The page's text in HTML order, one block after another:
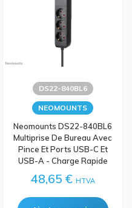
DS22-840BL6
NEOMOUNTS
Neomounts DS22-840BL6
Multiprise De Bureau Avec
Pince Et Ports USB-C Et
USB-A - Charge Rapide
48,65 € HTVA